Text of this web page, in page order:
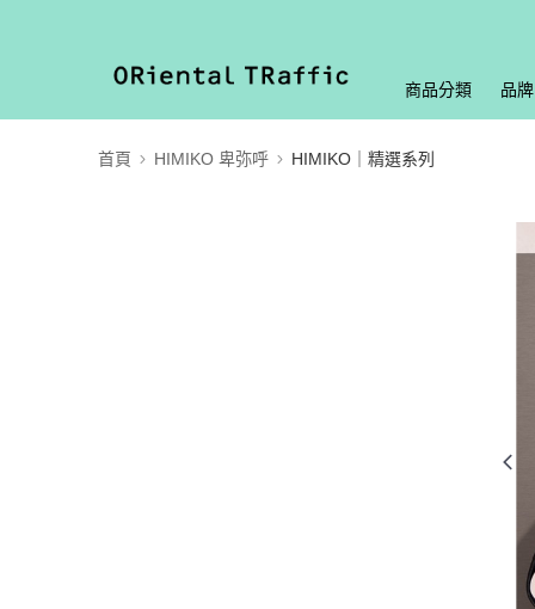
商品分類 品
首頁 HIMIKO 卑弥呼 HIMIKO｜精選系列